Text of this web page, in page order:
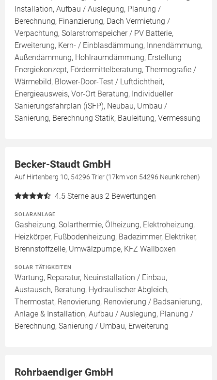
Installation, Aufbau / Auslegung, Planung /
Berechnung, Finanzierung, Dach Vermietung /
Verpachtung, Solarstromspeicher / PV Batterie,
Erweiterung, Kern- / Einblasdämmung, Innendämmung,
Außendämmung, Hohlraumdämmung, Erstellung
Energiekonzept, Fördermittelberatung, Thermografie /
Wärmebild, Blower-Door-Test / Luftdichtheit,
Energieausweis, Vor-Ort Beratung, Individueller
Sanierungsfahrplan (iSFP), Neubau, Umbau /
Sanierung, Berechnung Statik, Bauleitung, Vermessung
Becker-Staudt GmbH
Auf Hirtenberg 10, 54296 Trier (17km von 54296 Neunkirchen)
4.5 Sterne aus 2 Bewertungen
SOLARANLAGE
Gasheizung, Solarthermie, Ölheizung, Elektroheizung,
Heizkörper, Fußbodenheizung, Badezimmer, Elektriker,
Brennstoffzelle, Umwälzpumpe, KFZ Wallboxen
SOLAR TÄTIGKEITEN
Wartung, Reparatur, Neuinstallation / Einbau,
Austausch, Beratung, Hydraulischer Abgleich,
Thermostat, Renovierung, Renovierung / Badsanierung,
Anlage & Installation, Aufbau / Auslegung, Planung /
Berechnung, Sanierung / Umbau, Erweiterung
Rohrbaendiger GmbH